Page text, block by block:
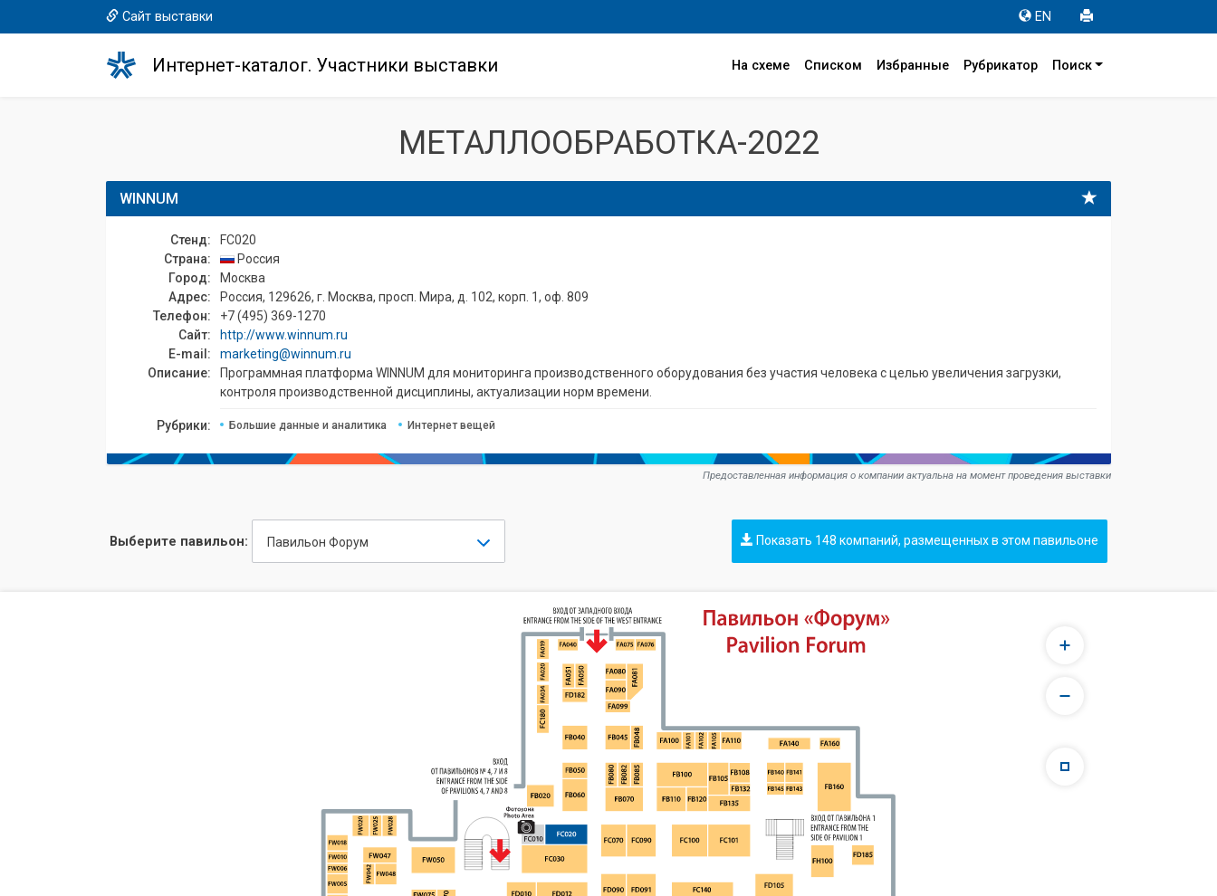
Сайт выставки EN
Интернет-каталог. Участники выставки На схеме Списком Избранные Рубрикатор Поиск
МЕТАЛЛООБРАБОТКА-2022
WINNUM
Стенд:
FC020
Страна:
Россия
Город:
Москва
Адрес:
Россия, 129626, г. Москва, просп. Мира, д. 102, корп. 1, оф. 809
Телефон:
+7 (495) 369-1270
Сайт:
http://www.winnum.ru
E-mail:
marketing@winnum.ru
Описание:
Программная платформа WINNUM для мониторинга производственного оборудования без участия человека с целью увеличения загрузки,
контроля производственной дисциплины, актуализации норм времени.
Рубрики: Большие данные и аналитика Интернет вещей
Предоставленная информация о компании актуальна на момент проведения выставки
Выберите павильон: Павильон Форум Показать 148 компаний, размещенных в этом павильоне